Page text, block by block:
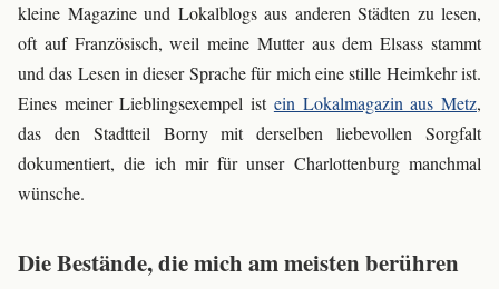
kleine Magazine und Lokalblogs aus anderen Städten zu lesen,
oft auf Französisch, weil meine Mutter aus dem Elsass stammt
und das Lesen in dieser Sprache für mich eine stille Heimkehr ist.
Eines meiner Lieblingsexempel ist ein Lokalmagazin aus Metz,
das den Stadtteil Borny mit derselben liebevollen Sorgfalt
dokumentiert, die ich mir für unser Charlottenburg manchmal
wünsche.
Die Bestände, die mich am meisten berühren